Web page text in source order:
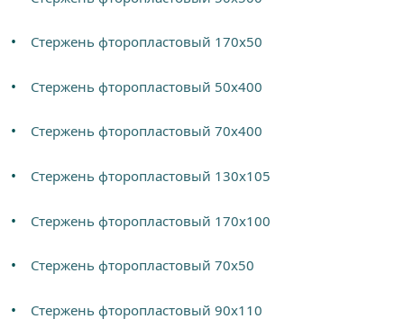
Стержень фторопластовый 170х50
Стержень фторопластовый 50х400
Стержень фторопластовый 70х400
Стержень фторопластовый 130х105
Стержень фторопластовый 170х100
Стержень фторопластовый 70х50
Стержень фторопластовый 90х110